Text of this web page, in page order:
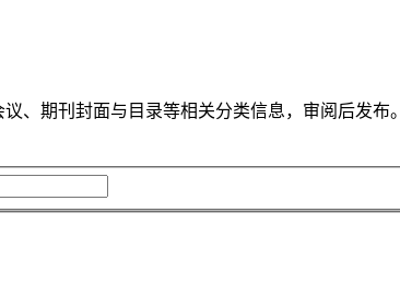
、期刊封面与目录等相关分类信息，审阅后发布。